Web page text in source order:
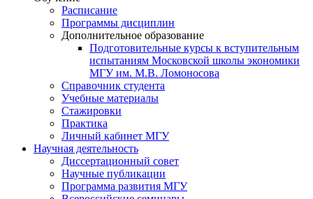
Расписание
Программы дисциплин
Дополнительное образование
Подготовительные курсы к вступительным
испытаниям Московской школы экономики
МГУ им. М.В. Ломоносова
Справочник студента
Учебные материалы
Стажировки
Практика
Личный кабинет МГУ
Научная деятельность
Диссертационный совет
Научные публикации
Программа развития МГУ